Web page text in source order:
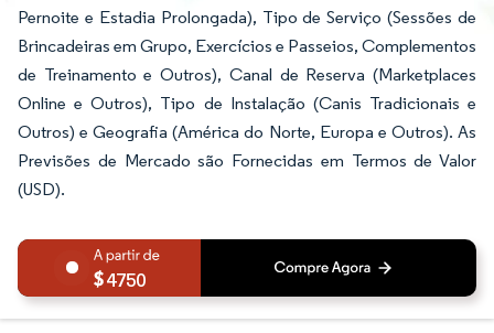
Pernoite e Estadia Prolongada), Tipo de Serviço (Sessões de
Brincadeiras em Grupo, Exercícios e Passeios, Complementos
de Treinamento e Outros), Canal de Reserva (Marketplaces
Online e Outros), Tipo de Instalação (Canis Tradicionais e
Outros) e Geografia (América do Norte, Europa e Outros). As
Previsões de Mercado são Fornecidas em Termos de Valor
(USD).
4750